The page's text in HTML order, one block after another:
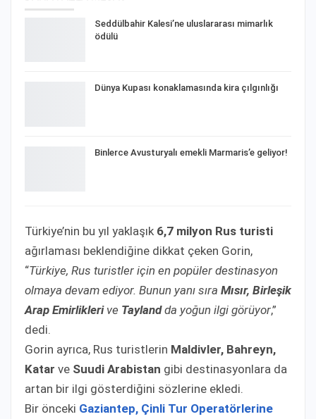
Seddülbahir Kalesi’ne uluslararası mimarlık
ödülü
Dünya Kupası konaklamasında kira çılgınlığı
Binlerce Avusturyalı emekli Marmaris’e geliyor!
Türkiye’nin bu yıl yaklaşık 6,7 milyon Rus turisti
ağırlaması beklendiğine dikkat çeken Gorin,
“Türkiye, Rus turistler için en popüler destinasyon
olmaya devam ediyor. Bunun yanı sıra Mısır, Birleşik
Arap Emirliklerive Taylandda yoğun ilgi görüyor,”
dedi.
Gorin ayrıca, Rus turistlerin Maldivler, Bahreyn,
Katar ve Suudi Arabistan gibi destinasyonlara da
artan bir ilgi gösterdiğini sözlerine ekledi.
Bir önceki Gaziantep, Çinli Tur Operatörlerine